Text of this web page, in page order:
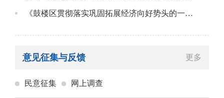
《鼓楼区贯彻落实巩固拓展经济向好势头的一揽子政策措施的实施意见(征求意见稿）》 起草说明
意见征集与反馈 更多
民意征集 网上调查